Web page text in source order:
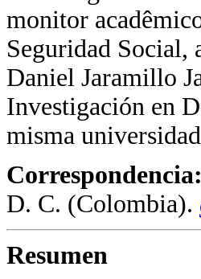
monitor
Seguridad Social,
Daniel Jaramillo
Investigación en
misma
Correspondencia:
D. C. (Colombia).
Resumen